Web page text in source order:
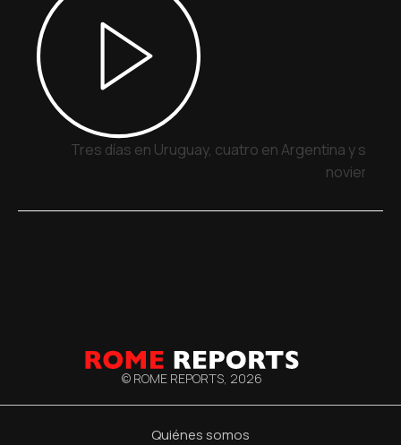
Tres días en Uruguay, cuatro en Argentina y siete
noviembre
© ROME REPORTS, 2026
Quiénes somos